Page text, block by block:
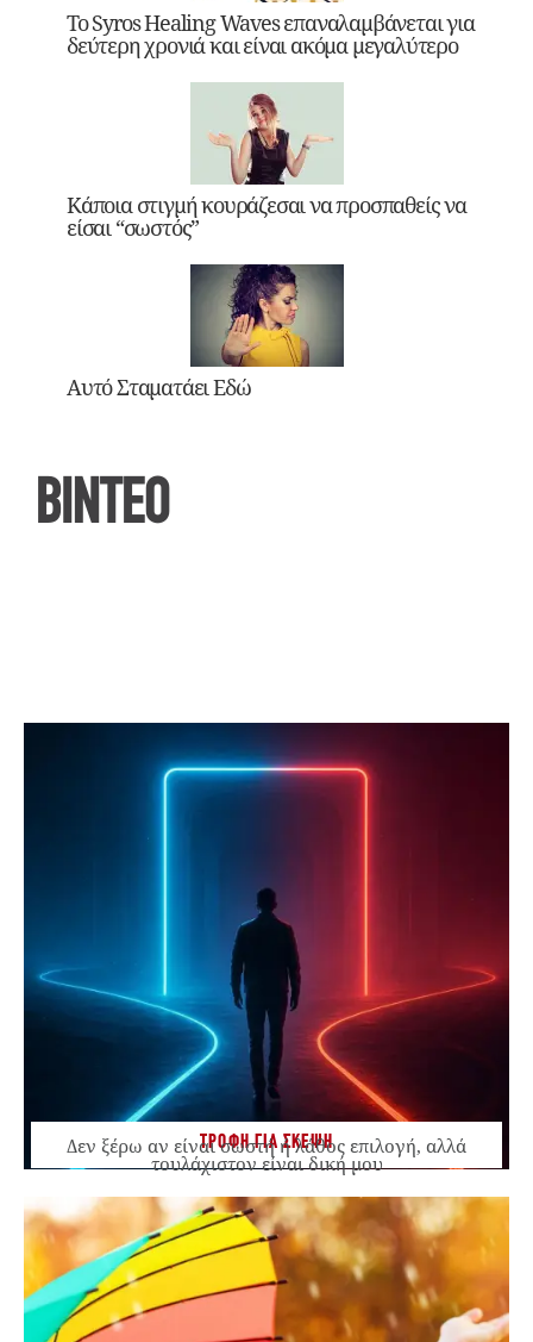
Το Syros Healing Waves επαναλαμβάνεται για
δεύτερη χρονιά και είναι ακόμα μεγαλύτερο
Κάποια στιγμή κουράζεσαι να προσπαθείς να
είσαι “σωστός”
Αυτό Σταματάει Εδώ
ΒΙΝΤΕΟ
ΤΡΟΦΗ ΓΙΑ ΣΚΕΨΗ
Δεν ξέρω αν είναι σωστή ή λάθος επιλογή, αλλά
τουλάχιστον είναι δική μου